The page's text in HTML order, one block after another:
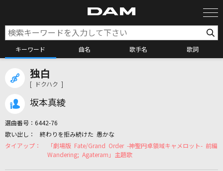
キーワード 曲名 歌手名 歌詞
カラオケリクエスト
独白
[ ドクハク ]
坂本真綾
選曲番号： 6442-76
終わりを拒み続けた 愚かな
「劇場版 Fate/Grand Order -神聖円卓領域キャメロット- 前編
Wandering; Agateram」主題歌